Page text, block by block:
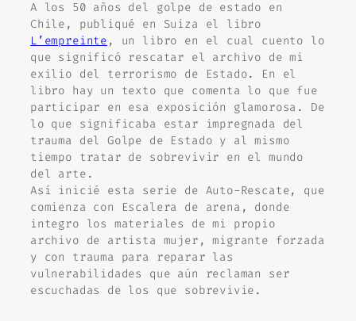
A los 50 años del golpe de estado en
Chile, publiqué en Suiza el libro
L’empreinte , un libro en el cual cuento lo
que significó rescatar el archivo de mi
exilio del terrorismo de Estado. En el
libro hay un texto que comenta lo que fue
participar en esa exposición glamorosa. De
lo que significaba estar impregnada del
trauma del Golpe de Estado y al mismo
tiempo tratar de sobrevivir en el mundo
del arte.
Así inicié esta serie de Auto-Rescate, que
comienza con
Escalera de arena , donde
integro los materiales de mi propio
archivo de artista mujer, migrante forzada
y con trauma para reparar las
vulnerabilidades que aún reclaman ser
escuchadas de los que sobrevivie.